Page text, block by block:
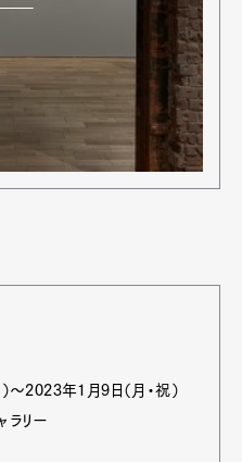
〜2023年1月9日（月・祝）
ラリー